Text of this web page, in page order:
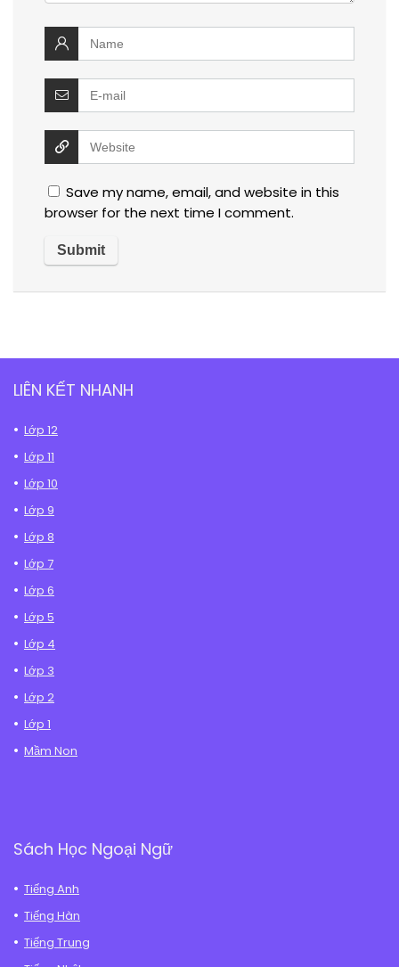
Save my name, email, and website in this
browser for the next time I comment.
LIÊN KẾT NHANH
Lớp 12
Lớp 11
Lớp 10
Lớp 9
Lớp 8
Lớp 7
Lớp 6
Lớp 5
Lớp 4
Lớp 3
Lớp 2
Lớp 1
Mầm Non
Sách Học Ngoại Ngữ
Tiếng Anh
Tiếng Hàn
Tiếng Trung